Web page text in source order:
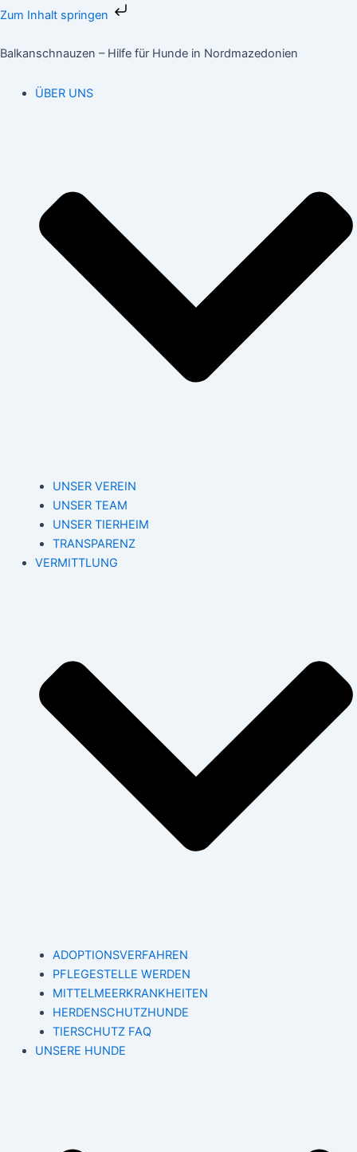
Zum Inhalt springen
Zum
springen
Balkanschnauzen – Hilfe für Hunde in Nordmazedonien
ÜBER UNS
UNSER VEREIN
UNSER TEAM
UNSER TIERHEIM
TRANSPARENZ
VERMITTLUNG
ADOPTIONSVERFAHREN
PFLEGESTELLE WERDEN
MITTELMEERKRANKHEITEN
HERDENSCHUTZHUNDE
TIERSCHUTZ FAQ
UNSERE HUNDE